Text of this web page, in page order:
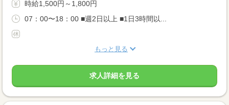
時給1,500円～1,800円
07：00〜18：00 ■週2日以上 ■1日3時間以...
もっと見る
求人詳細を見る